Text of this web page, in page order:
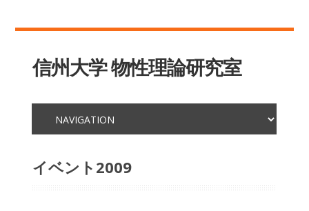
信州大学 物性理論研究室
イベント2009